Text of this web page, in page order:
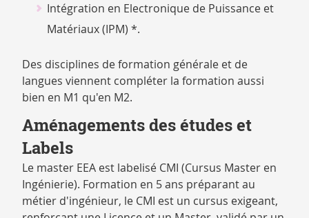
Intégration en Electronique de Puissance et
Matériaux (IPM) *.
Des disciplines de formation générale et de
langues viennent compléter la formation aussi
bien en M1 qu'en M2.
Aménagements des études et
Labels
Le master EEA est labelisé CMI (Cursus Master en
Ingénierie). Formation en 5 ans préparant au
métier d'ingénieur, le CMI est un cursus exigeant,